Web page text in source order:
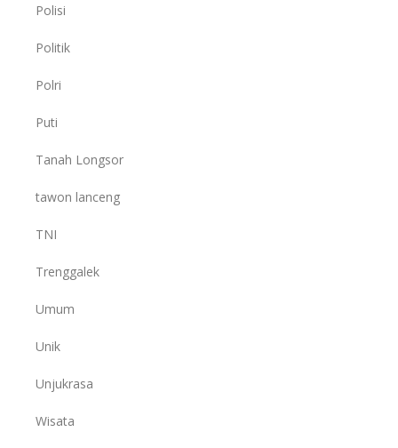
Polisi
Politik
Polri
Puti
Tanah Longsor
tawon lanceng
TNI
Trenggalek
Umum
Unik
Unjukrasa
Wisata